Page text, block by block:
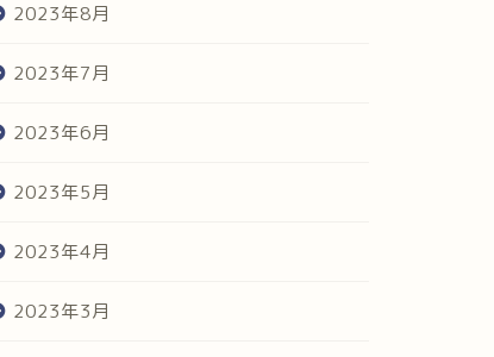
2023年8月
2023年7月
2023年6月
2023年5月
2023年4月
2023年3月